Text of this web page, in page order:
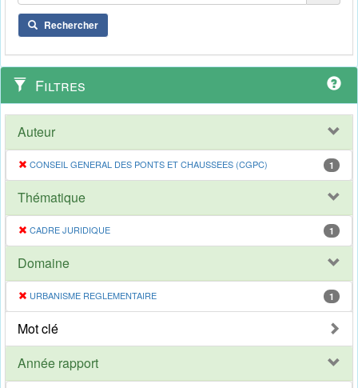
Rechercher
Filtres
Auteur
CONSEIL GENERAL DES PONTS ET CHAUSSEES (CGPC) 1
Thématique
CADRE JURIDIQUE 1
Domaine
URBANISME REGLEMENTAIRE 1
Mot clé
Année rapport